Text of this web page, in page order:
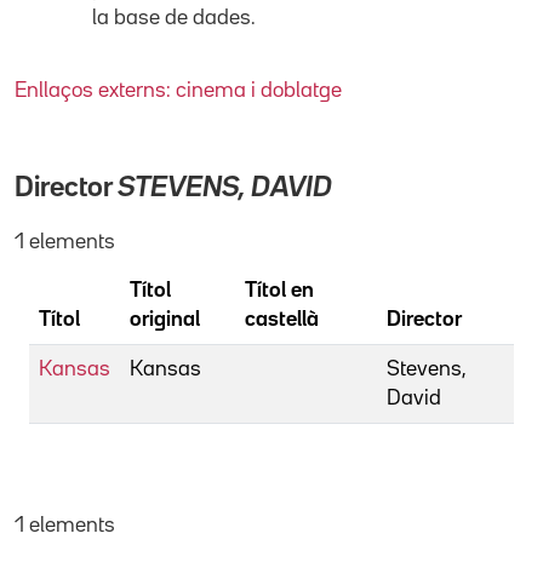
la base de dades.
Enllaços externs: cinema i doblatge
DirectorSTEVENS, DAVID
1 elements
Títol
Títol
original
Títol en
castellà
Director
Kansas Kansas
Stevens,
David
1 elements